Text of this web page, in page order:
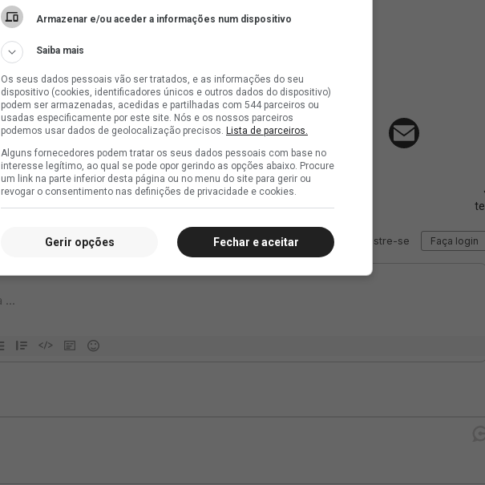
ad
Armazenar e/ou aceder a informações num dispositivo
Saiba mais
Os seus dados pessoais vão ser tratados, e as informações do seu
dispositivo (cookies, identificadores únicos e outros dados do dispositivo)
podem ser armazenadas, acedidas e partilhadas com 544 parceiros ou
usadas especificamente por este site. Nós e os nossos parceiros
podemos usar dados de geolocalização precisos. Lista de parceiros.
Alguns fornecedores podem tratar os seus dados pessoais com base no
interesse legítimo, ao qual se pode opor gerindo as opções abaixo. Procure
um link na parte inferior desta página ou no menu do site para gerir ou
revogar o consentimento nas definições de privacidade e cookies.
Fechar e aceitar
Gerir opções